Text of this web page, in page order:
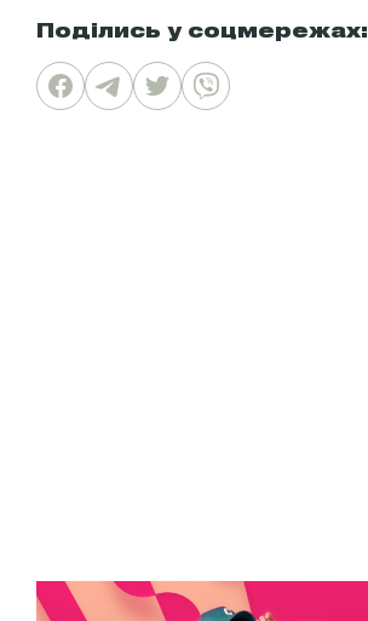
Поділись у соцмережах: